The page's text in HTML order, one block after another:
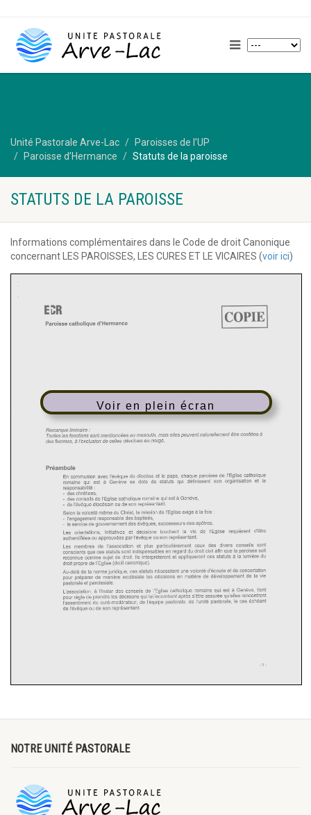
Unité Pastorale Arve-Lac
Paroisses de l’UP
Paroisse d’Hermance
Statuts de la paroisse
STATUTS DE LA PAROISSE
Informations complémentaires dans le Code de droit Canonique
concernant LES PAROISSES, LES CURES ET LE VICAIRES (voir ici)
Voir en plein écran
NOTRE UNITÉ PASTORALE